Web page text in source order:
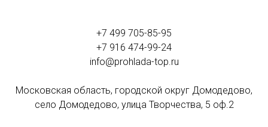
+7 499 705-85-95
+7 916 474-99-24
info@prohlada-top.ru
Московская область, городской округ Домодедово,
село Домодедово, улица Творчества, 5 оф.2